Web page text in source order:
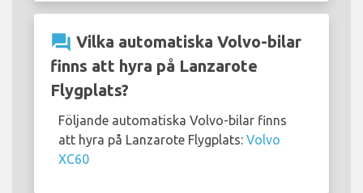
question_answer Vilka automatiska Volvo-bilar
finns att hyra på Lanzarote
Flygplats?
Följande automatiska Volvo-bilar finns
att hyra på Lanzarote Flygplats: Volvo
XC60